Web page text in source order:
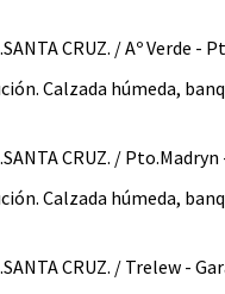
CRUZ. / Aº Verde -
Calzada húmeda,
CRUZ. /
Calzada húmeda,
CRUZ. / Trelew -